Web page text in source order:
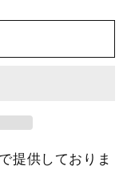
提供しておりま